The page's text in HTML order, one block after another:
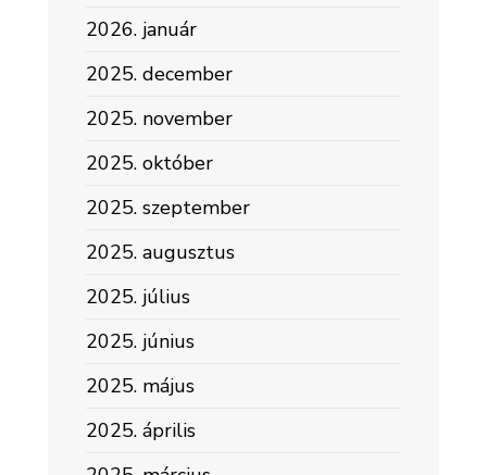
2026. január
2025. december
2025. november
2025. október
2025. szeptember
2025. augusztus
2025. július
2025. június
2025. május
2025. április